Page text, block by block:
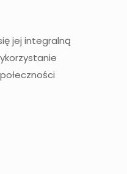
jej integralną